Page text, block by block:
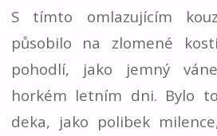
S tímto omlazujícím
působilo na zlomené
pohodlí, jako jemný
horkém letním dni. Bylo
deka, jako polibek